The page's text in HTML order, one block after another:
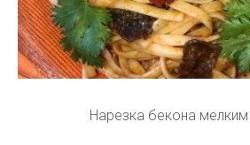
Нарезка бекона